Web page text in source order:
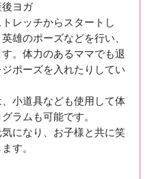
後ヨガ
レッチからスタートし
雄のポーズなどを行い、
。体力のあるママでも退
ポーズを入れたりしてい
小道具なども使用して体
ラムも可能です。
になり、お子様と共に笑
す。